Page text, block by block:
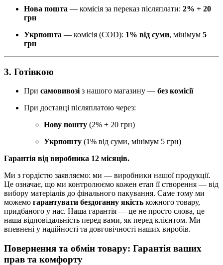
Нова пошта — комісія за переказ післяплати: 2% + 20
грн
Укрпошта — комісія (COD): 1% від суми, мінімум 5
грн
3. Готівкою
При самовивозі з нашого магазину — без комісії
При доставці післяплатою через:
Нову пошту (2% + 20 грн)
Укрпошту (1% від суми, мінімум 5 грн)
Гарантія від виробника 12 місяців.
Ми з гордістю заявляємо: ми — виробники нашої продукції.
Це означає, що ми контролюємо кожен етап її створення — від
вибору матеріалів до фінального пакування. Саме тому ми
можемо гарантувати бездоганну якість кожного товару,
придбаного у нас. Наша гарантія — це не просто слова, це
наша відповідальність перед вами, як перед клієнтом. Ми
впевнені у надійності та довговічності наших виробів.
Повернення та обмін товару: Гарантія ваших
прав та комфорту